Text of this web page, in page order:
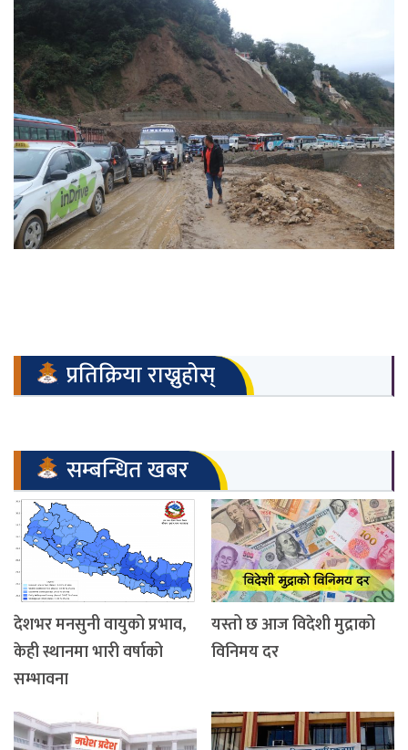
प्रतिक्रिया राख्नुहोस्
सम्बन्धित खबर
देशभर मनसुनी वायुको प्रभाव,
केही स्थानमा भारी वर्षाको
सम्भावना
यस्तो छ आज विदेशी मुद्राको
विनिमय दर